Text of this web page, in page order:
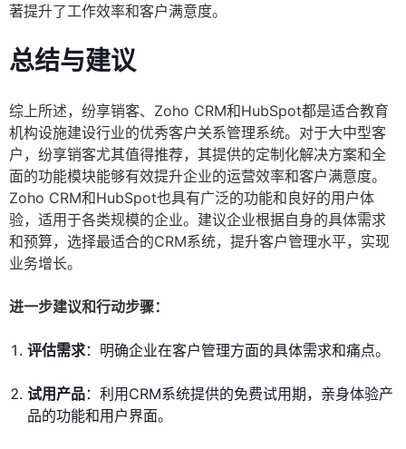
著提升了工作效率和客户满意度。
总结与建议
综上所述，纷享销客、Zoho CRM和HubSpot都是适合教育
机构设施建设行业的优秀客户关系管理系统。对于大中型客
户，纷享销客尤其值得推荐，其提供的定制化解决方案和全
面的功能模块能够有效提升企业的运营效率和客户满意度。
Zoho CRM和HubSpot也具有广泛的功能和良好的用户体
验，适用于各类规模的企业。建议企业根据自身的具体需求
和预算，选择最适合的CRM系统，提升客户管理水平，实现
业务增长。
进一步建议和行动步骤：
评估需求：明确企业在客户管理方面的具体需求和痛点。
试用产品：利用CRM系统提供的免费试用期，亲身体验产
品的功能和用户界面。